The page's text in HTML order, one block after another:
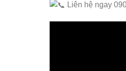
Liên hệ ngay